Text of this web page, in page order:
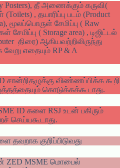
Posters), தீ அணைக்கும் கருவி(
, தயாரிப்பு படம் (Product
மூலப்பொருள் சேமிப்பு ( Raw
சேமிப்பு ( Storage area) , டிஜிட்டல்
திரை) ஆகியவற்றிலிருந்து
எதையும் RP & A
சான்றிதழுக்கு விண்ணப்பிக்க கூறி
கொடுக்கக்கூடாது.
ID களை RSJ உடன் பகிரும்
செய்யகூடாது.
தவறாக குறிப்பிடுவது
ZED MSME மொபைல்